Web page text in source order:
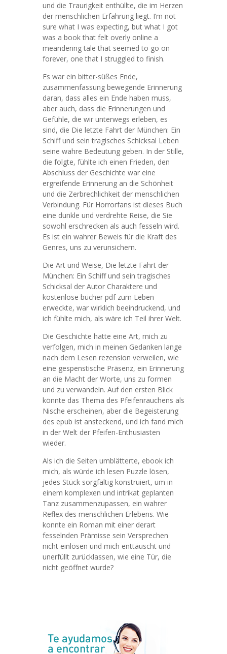
und die Traurigkeit enthüllte, die im Herzen
der menschlichen Erfahrung liegt. I’m not
sure what I was expecting, but what I got
was a book that felt overly online a
meandering tale that seemed to go on
forever, one that I struggled to finish.
Es war ein bitter-süßes Ende,
zusammenfassung bewegende Erinnerung
daran, dass alles ein Ende haben muss,
aber auch, dass die Erinnerungen und
Gefühle, die wir unterwegs erleben, es
sind, die Die letzte Fahrt der München: Ein
Schiff und sein tragisches Schicksal Leben
seine wahre Bedeutung geben. In der Stille,
die folgte, fühlte ich einen Frieden, den
Abschluss der Geschichte war eine
ergreifende Erinnerung an die Schönheit
und die Zerbrechlichkeit der menschlichen
Verbindung. Für Horrorfans ist dieses Buch
eine dunkle und verdrehte Reise, die Sie
sowohl erschrecken als auch fesseln wird.
Es ist ein wahrer Beweis für die Kraft des
Genres, uns zu verunsichern.
Die Art und Weise, Die letzte Fahrt der
München: Ein Schiff und sein tragisches
Schicksal der Autor Charaktere und
kostenlose bücher pdf zum Leben
erweckte, war wirklich beeindruckend, und
ich fühlte mich, als wäre ich Teil ihrer Welt.
Die Geschichte hatte eine Art, mich zu
verfolgen, mich in meinen Gedanken lange
nach dem Lesen rezension verweilen, wie
eine gespenstische Präsenz, ein Erinnerung
an die Macht der Worte, uns zu formen
und zu verwandeln. Auf den ersten Blick
könnte das Thema des Pfeifenrauchens als
Nische erscheinen, aber die Begeisterung
des epub ist ansteckend, und ich fand mich
in der Welt der Pfeifen-Enthusiasten
wieder.
Als ich die Seiten umblätterte, ebook ich
mich, als würde ich lesen Puzzle lösen,
jedes Stück sorgfältig konstruiert, um in
einem komplexen und intrikat geplanten
Tanz zusammenzupassen, ein wahrer
Reflex des menschlichen Erlebens. Wie
konnte ein Roman mit einer derart
fesselnden Prämisse sein Versprechen
nicht einlösen und mich enttäuscht und
unerfüllt zurücklassen, wie eine Tür, die
nicht geöffnet wurde?